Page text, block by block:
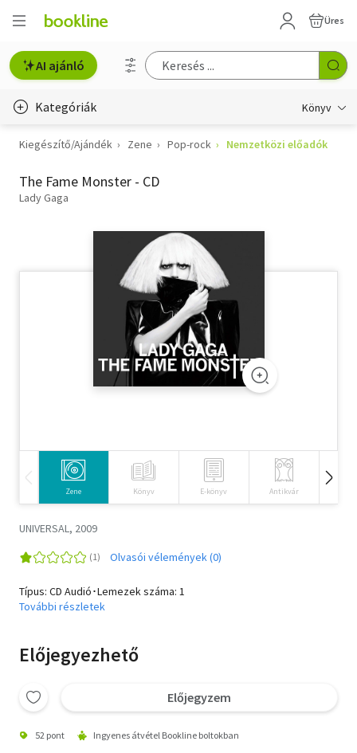
Üres
AI ajánló
Kategóriák Könyv
Életmód, egészség
Erotika
Szótár, nyelvkönyv
Társadalomtudomány
Természettudomány
Történelem
Vallás
Kiegészítő/Ajándék Zene Pop-rock Nemzetközi előadók
The Fame Monster - CD
Lady Gaga
Zene Könyv E-könyv Antikvár
UNIVERSAL, 2009
Olvasói vélemények (0)
Típus: CD Audió･Lemezek száma: 1
További részletek
Előjegyezhető
Előjegyzem
52 pont Ingyenes átvétel Bookline boltokban